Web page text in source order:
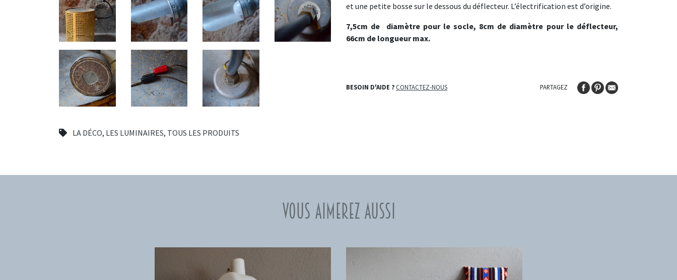
LA DÉCO, LES LUMINAIRES, TOUS LES PRODUITS
et une petite bosse sur le dessous du déflecteur. L’électrification est d’origine.
7,5cm de diamètre pour le socle, 8cm de diamètre pour le déflecteur,
66cm de longueur max.
BESOIN D'AIDE ?CONTACTEZ-NOUS PARTAGEZ
Vous aimerez aussi